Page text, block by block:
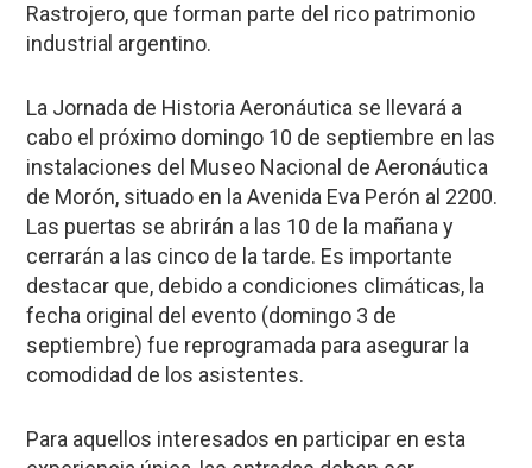
Rastrojero, que forman parte del rico patrimonio
industrial argentino.
La Jornada de Historia Aeronáutica se llevará a
cabo el próximo domingo 10 de septiembre en las
instalaciones del Museo Nacional de Aeronáutica
de Morón, situado en la Avenida Eva Perón al 2200.
Las puertas se abrirán a las 10 de la mañana y
cerrarán a las cinco de la tarde. Es importante
destacar que, debido a condiciones climáticas, la
fecha original del evento (domingo 3 de
septiembre) fue reprogramada para asegurar la
comodidad de los asistentes.
Para aquellos interesados en participar en esta